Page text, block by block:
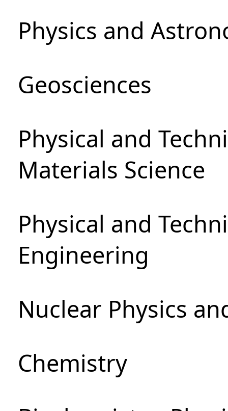
Physics and
Geosciences
Physical and
Materials Science
Physical and
Engineering
Nuclear Physics
Chemistry